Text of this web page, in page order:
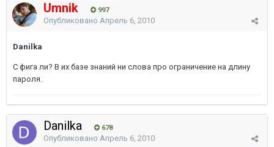
Umnik 997
Опубликовано Апрель 6, 2010
Danilka
С фига ли? В их базе знаний ни слова про ограничение на длину
пароля.
Danilka 678
Опубликовано Апрель 6, 2010